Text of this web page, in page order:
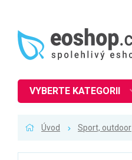
VYBERTE KATEGORII
Úvod Sport, outdoor